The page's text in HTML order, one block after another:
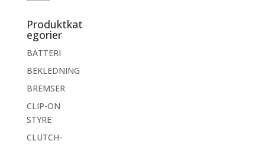
Produktkat
egorier
BATTERI
BEKLEDNING
BREMSER
CLIP-ON
STYRE
CLUTCH-